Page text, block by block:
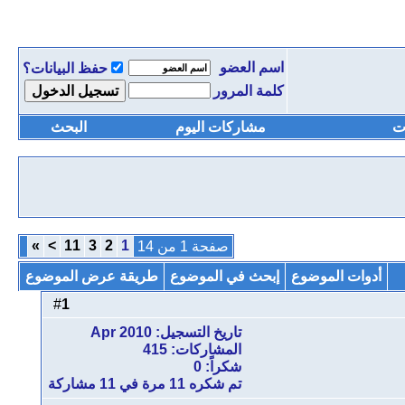
اسم العضو
حفظ البيانات؟
كلمة المرور
مشاركات اليوم البحث
صفحة 1 من 14 1
2
3
11
>
»
أدوات الموضوع
إبحث في الموضوع
طريقة عرض الموضوع
1
تاريخ التسجيل: Apr 2010
المشاركات: 415
شكراً: 0
تم شكره 11 مرة في 11 مشاركة